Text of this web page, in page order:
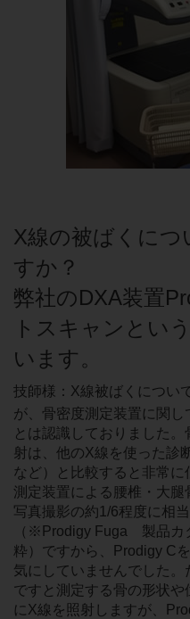
X線の被ばくにつ
すか？
弊社のDXA装置
トスキャンとい
います。
技師様：X線被ばくについ
が、骨密度測定装置に関し
とは認識しておりました
射は、他のX線を使った診
など）と比較すると非常
測定装置による腰椎・大
写真撮影の約1/6程度に相
（※Prodigy Fuga 製品
粋）ですから、Prodigy C
気にしていませんでした
ですと測定する骨の形状
にX線を照射しますが、